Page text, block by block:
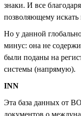
знаки. И все
позволяющему
Но у данной
минус: она не
были поданы на
системы (напрямую).
INN
Эта база данных от